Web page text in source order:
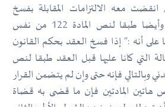
معه الالتزامات المقابلة بفسخ
العقد بحكم القانون.” وأيضا طبقا لنص المادة 122 من نفس
على أنه :” إذا فسخ العقد بحكم القانون
التي كانا عليها قبل العقد طبقا لنص
المدني وبالتالي فإنه حتى وإن لم يتضمن القرار
هاتين المادتين فإن ما قضى به قضاة